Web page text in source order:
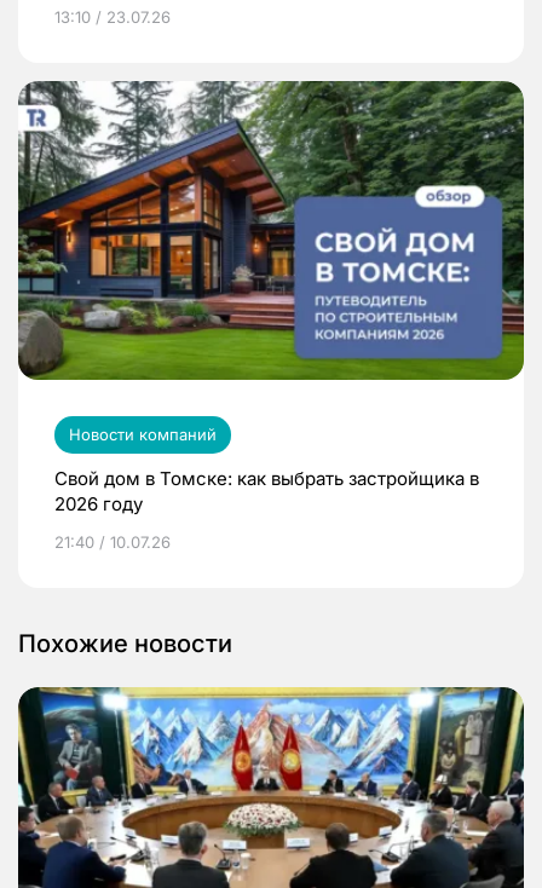
13:10 / 23.07.26
Новости компаний
Свой дом в Томске: как выбрать застройщика в
2026 году
21:40 / 10.07.26
Похожие новости